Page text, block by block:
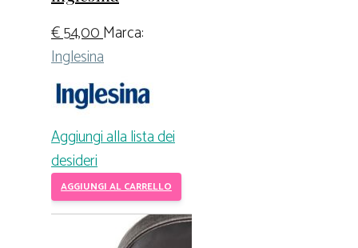
€54,00Marca:
Inglesina
Aggiungi alla lista dei
desideri
AGGIUNGI AL CARRELLO